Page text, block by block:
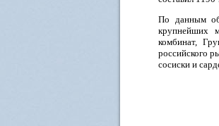
По данным
крупнейших
комбинат,
российского
сосиски и